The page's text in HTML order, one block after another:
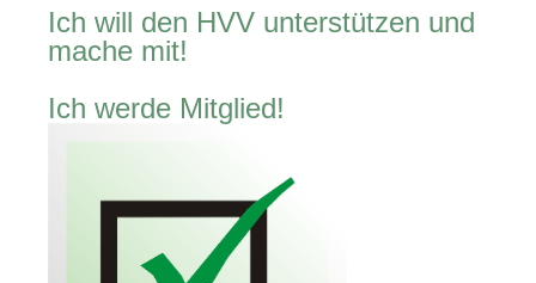
Ich will den HVV unterstützen und
mache mit!
Ich werde Mitglied!